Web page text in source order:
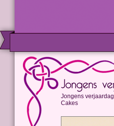
Jongens verjaardag
Cakes